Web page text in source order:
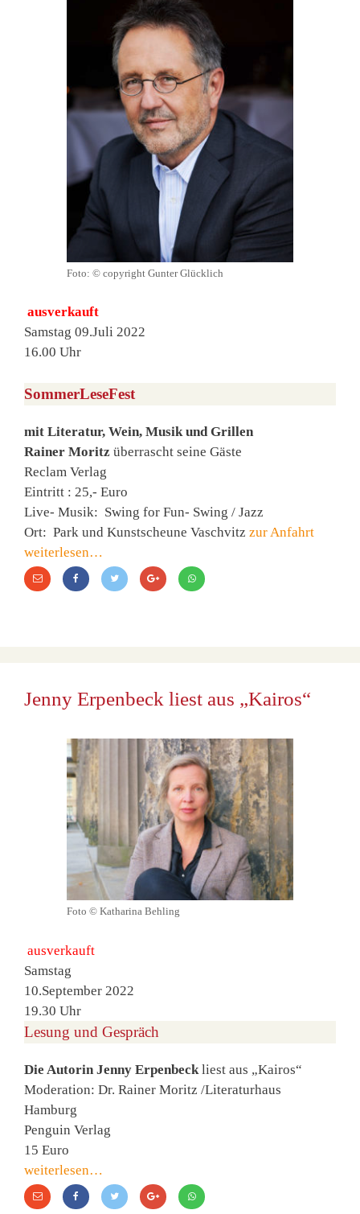
Foto: © copyright Gunter Glücklich
ausverkauft
Samstag 09.Juli 2022
16.00 Uhr
SommerLeseFest
mit Literatur, Wein, Musik und Grillen
Rainer Moritz überrascht seine Gäste
Reclam Verlag
Eintritt : 25,- Euro
Live- Musik: Swing for Fun- Swing / Jazz
Ort: Park und Kunstscheune Vaschvitz zur Anfahrt
weiterlesen…
Jenny Erpenbeck liest aus „Kairos“
Foto © Katharina Behling
ausverkauft
Samstag
10.September 2022
19.30 Uhr
Lesung und Gespräch
Die Autorin Jenny Erpenbeckliest aus „Kairos“
Moderation: Dr. Rainer Moritz /Literaturhaus
Hamburg
Penguin Verlag
15 Euro
weiterlesen…